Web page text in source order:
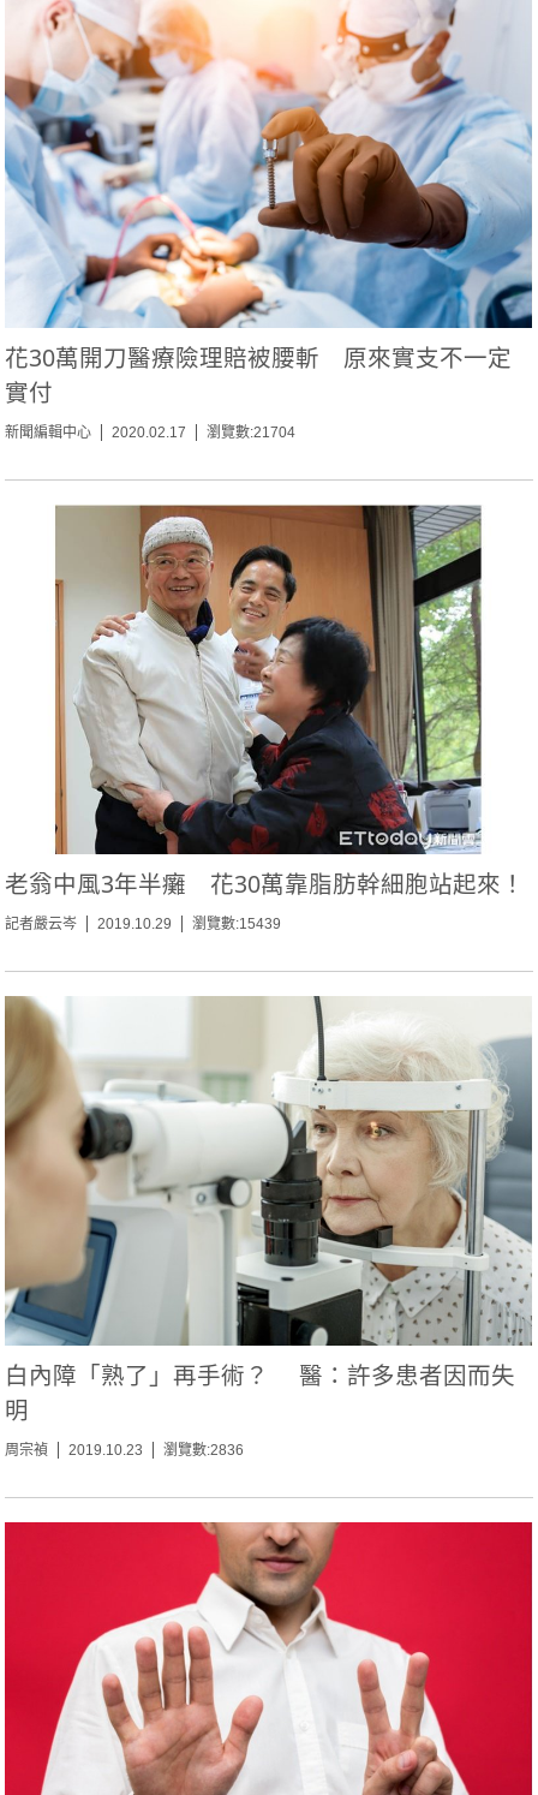
花30萬開刀醫療險理賠被腰斬 原來實支不一定
實付
新聞編輯中心 2020.02.17 瀏覽數:21704
老翁中風3年半癱 花30萬靠脂肪幹細胞站起來！
記者嚴云岑 2019.10.29 瀏覽數:15439
白內障「熟了」再手術？ 醫：許多患者因而失
明
周宗禎 2019.10.23 瀏覽數:2836